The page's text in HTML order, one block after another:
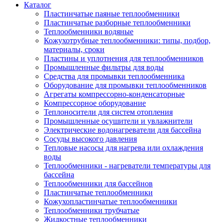
Каталог
Пластинчатые паяные теплообменники
Пластинчатые разборные теплообменники
Теплообменники водяные
Кожухотрубные теплообменники: типы, подбор,
материалы, сроки
Пластины и уплотнения для теплообменников
Промышленные фильтры для воды
Средства для промывки теплообменника
Оборудование для промывки теплообменников
Агрегаты компрессорно-конденсаторные
Компрессорное оборудование
Теплоносители для систем отопления
Промышленные осушители и увлажнители
Электрические водонагреватели для бассейна
Сосуды высокого давления
Тепловые насосы для нагрева или охлаждения
воды
Теплообменники - нагреватели температуры для
бассейна
Теплообменники для бассейнов
Пластинчатые теплообменники
Кожухопластинчатые теплообменники
Теплообменники трубчатые
Жидкостные теплообменники